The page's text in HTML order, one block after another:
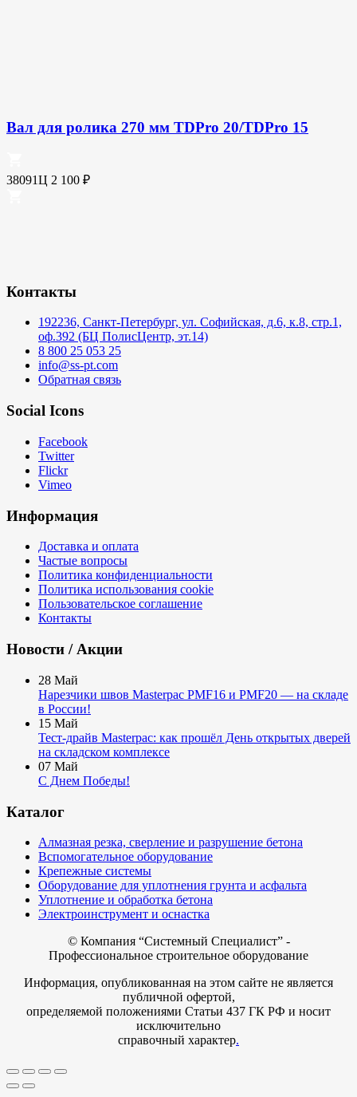
Вал для ролика 270 мм TDPro 20/TDPro 15
38091Ц 2 100 ₽
Контакты
192236, Санкт-Петербург, ул. Софийская, д.6, к.8, стр.1,
оф.392 (БЦ ПолисЦентр, эт.14)
8 800 25 053 25
info@ss-pt.com
Обратная связь
Social Icons
Facebook
Twitter
Flickr
Vimeo
Информация
Доставка и оплата
Частые вопросы
Политика конфиденциальности
Политика использования cookie
Пользовательское соглашение
Контакты
Новости / Акции
28 Май
Нарезчики швов Masterpac PMF16 и PMF20 — на складе
в России!
15 Май
Тест-драйв Masterpac: как прошёл День открытых дверей
на складском комплексе
07 Май
С Днем Победы!
Каталог
Алмазная резка, сверление и разрушение бетона
Вспомогательное оборудование
Крепежные системы
Оборудование для уплотнения грунта и асфальта
Уплотнение и обработка бетона
Электроинструмент и оснастка
© Компания “Системный Специалист” -
Профессиональное строительное оборудование
Информация, опубликованная на этом сайте не является
публичной офертой,
определяемой положениями Статьи 437 ГК РФ и носит
исключительно
справочный характер.